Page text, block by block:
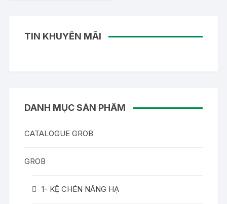
TIN KHUYẾN MÃI
DANH MỤC SẢN PHẨM
CATALOGUE GROB
GROB
1- KỆ CHÉN NÂNG HẠ